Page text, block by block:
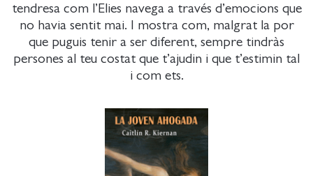
tendresa com l’Elies navega a través d’emocions que
no havia sentit mai. I mostra com, malgrat la por
que puguis tenir a ser diferent, sempre tindràs
persones al teu costat que t’ajudin i que t’estimin tal
i com ets.